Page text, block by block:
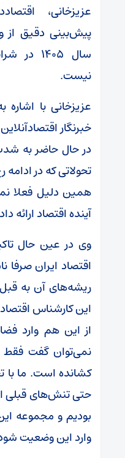
عزیزخانی،
پیش‌بینی دقیق از
سال
نیست.
عزیزخانی با
خبرنگار
در حال حاضر به
تحولاتی که در
همین دلیل فعلا
آینده اقتصاد ارائه
وی در عین حال
اقتصاد ایران
ریشه‌های آن به قبل
این کارشناس
از این هم وارد
نمی‌توان گفت
کشانده است. ما با
بودیم و مجموعه
وارد این وضعیت